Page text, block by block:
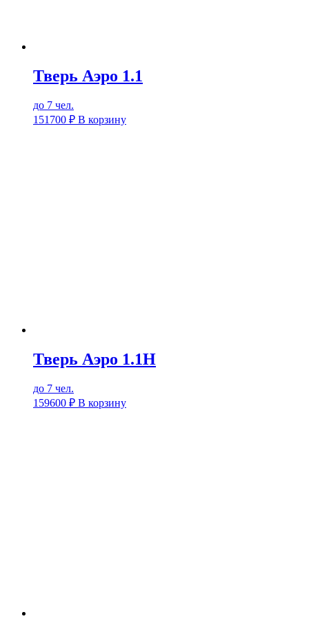
Тверь Аэро 1.1
до 7 чел.
151700 ₽ В корзину
Тверь Аэро 1.1Н
до 7 чел.
159600 ₽ В корзину